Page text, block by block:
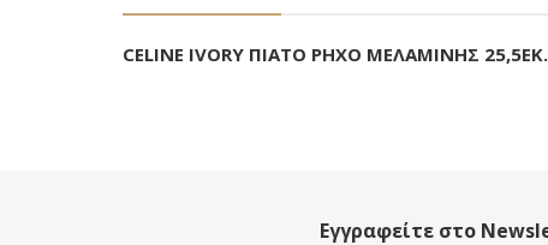
CELINE IVORY ΠΙΑΤΟ ΡΗΧΟ ΜΕΛΑΜΙΝΗΣ 25,5ΕΚ.
Εγγραφείτε στο